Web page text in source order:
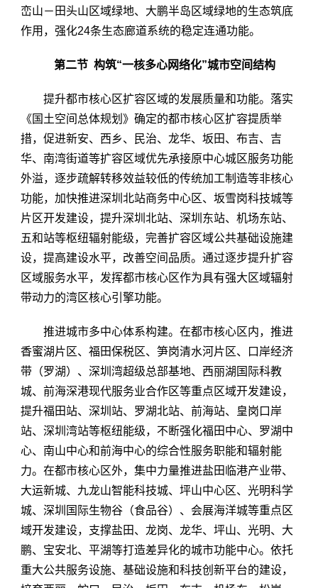
峦山－田头山区域绿地、大鹏半岛区域绿地的生态筑底
作用，强化24条生态廊道系统的稳定连通功能。
第二节 构筑“一核多心网络化”城市空间结构
提升都市核心区扩容区域的发展质量和功能。落实
《国土空间总体规划》确定的都市核心区扩容提质举
措，促进新安、西乡、民治、龙华、坂田、布吉、吉
华、南湾街道等扩容区域优先承接原中心城区服务功能
外溢，逐步疏解转移效益较低的传统加工制造等非核心
功能，加快推进深圳北站商务中心区、坂雪岗科技城等
片区开发建设，提升深圳北站、深圳东站、机场东站、
五和站等枢纽辐射能级，完善扩容区域公共基础设施建
设，提高建设水平，改善空间品质。通过逐步提升扩容
区域服务水平，发挥都市核心区作为具有强大区域辐射
带动力的湾区核心引擎功能。
推进城市多中心体系构建。在都市核心区内，推进
香蜜湖片区、福田保税区、笋岗清水河片区、口岸经济
带（罗湖）、深圳湾超级总部基地、西丽湖国际科教
城、前海深港现代服务业合作区等重点区域开发建设，
提升福田站、深圳站、罗湖北站、前海站、皇岗口岸
站、深圳湾站等枢纽能级，不断强化福田中心、罗湖中
心、南山中心和前海中心的综合性服务职能和辐射能
力。在都市核心区外，集中力量推进盐田临港产业带、
大运新城、九龙山智能科技城、坪山中心区、光明科学
城、深圳国际生物谷（食品谷）、会展海洋城等重点区
域开发建设，支撑盐田、龙岗、龙华、坪山、光明、大
鹏、宝安北、平湖等打造差异化的城市功能中心。依托
重大公共服务设施、基础设施和科技创新平台的建设，